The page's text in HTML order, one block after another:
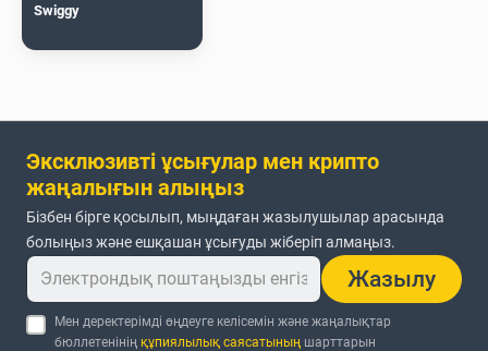
Swiggy
Эксклюзивті ұсығулар мен крипто
жаңалығын алыңыз
Бізбен бірге қосылып, мыңдаған жазылушылар арасында
болыңыз және ешқашан ұсығуды жіберіп алмаңыз.
Жазылу
Мен деректерімді өңдеуге келісемін және жаңалықтар
бюллетенінің құпиялылық саясатының шарттарын